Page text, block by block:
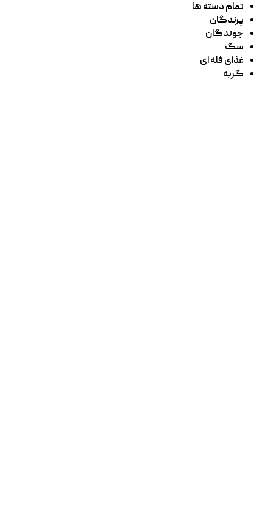
تمام دسته ها
پرندگان
جوندگان
سگ
غذای فله ای
گربه